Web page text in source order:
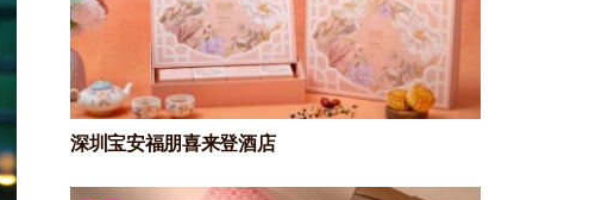
深圳宝安福朋喜来登酒店